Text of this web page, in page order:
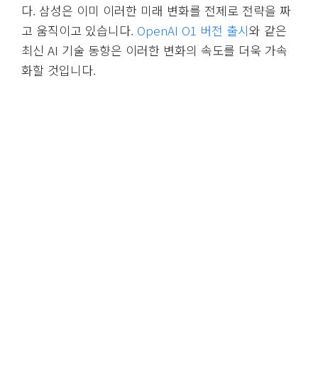
다. 삼성은 이미 이러한 미래 변화를 전제로 전략을 짜
고 움직이고 있습니다. OpenAI O1 버전 출시와 같은
최신 AI 기술 동향은 이러한 변화의 속도를 더욱 가속
화할 것입니다.